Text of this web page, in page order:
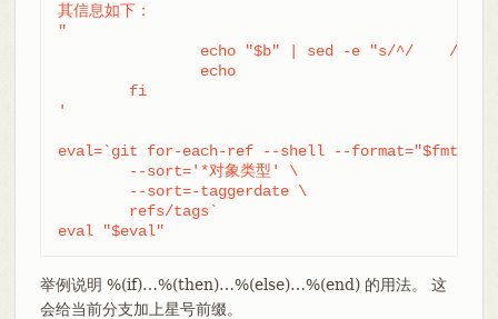
其信息如下：
"
'
eval=`git for-each-ref --shell --format="$fmt" \
eval "$eval"
举例说明 %(if)…​%(then)…​%(else)…​%(end) 的用法。 这
会给当前分支加上星号前缀。